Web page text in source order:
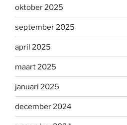
oktober 2025
september 2025
april 2025
maart 2025
januari 2025
december 2024